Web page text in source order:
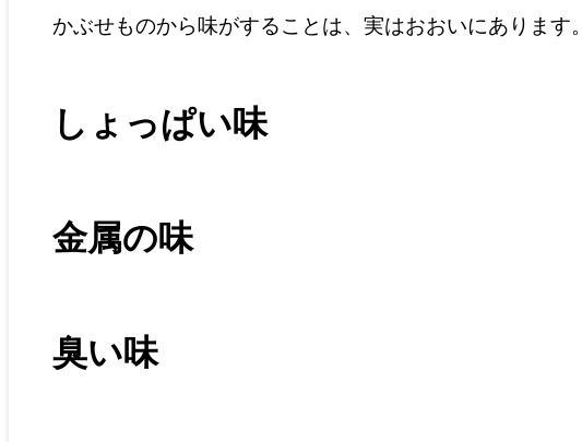
かぶせものから味がすることは、実はおおいにあります。
しょっぱい味
金属の味
臭い味